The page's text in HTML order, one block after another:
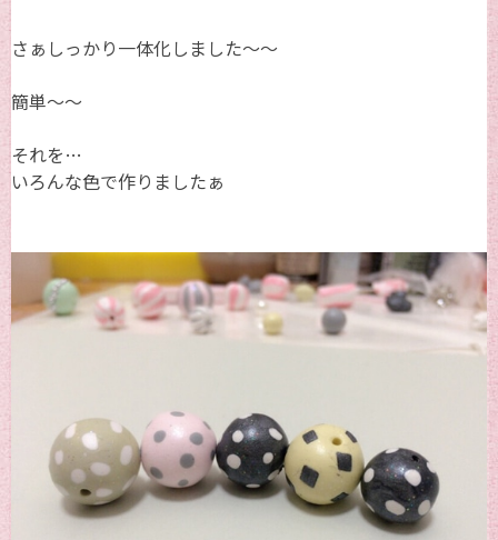
さぁしっかり一体化しました～～
簡単～～
それを…
いろんな色で作りましたぁ